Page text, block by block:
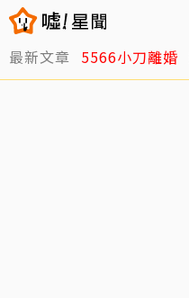
最新文章 5566小刀離婚